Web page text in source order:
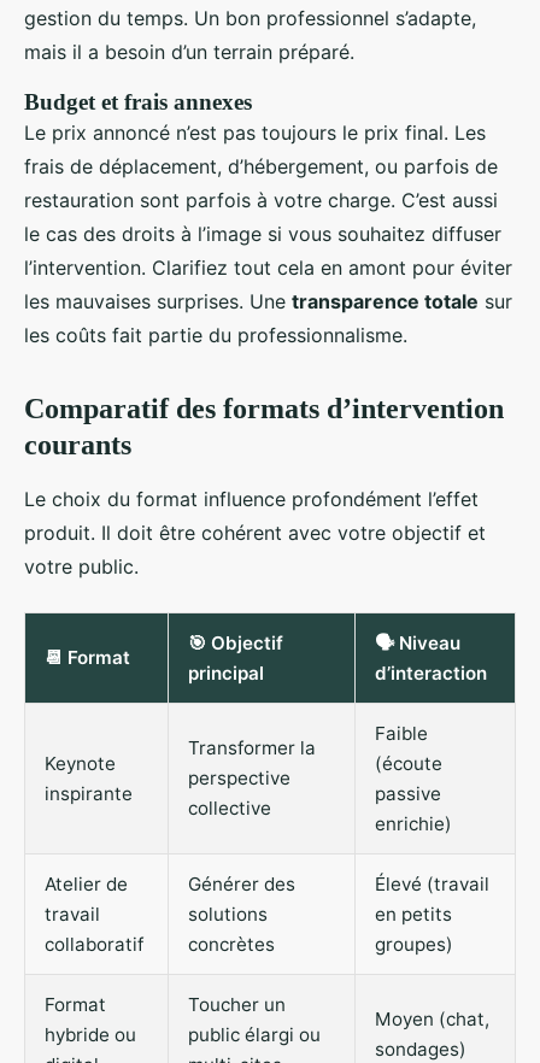
gestion du temps. Un bon professionnel s’adapte,
mais il a besoin d’un terrain préparé.
Budget et frais annexes
Le prix annoncé n’est pas toujours le prix final. Les
frais de déplacement, d’hébergement, ou parfois de
restauration sont parfois à votre charge. C’est aussi
le cas des droits à l’image si vous souhaitez diffuser
l’intervention. Clarifiez tout cela en amont pour éviter
les mauvaises surprises. Une transparence totale sur
les coûts fait partie du professionnalisme.
Comparatif des formats d’intervention
courants
Le choix du format influence profondément l’effet
produit. Il doit être cohérent avec votre objectif et
votre public.
📆 Format
🎯 Objectif
principal
🗣️ Niveau
d’interaction
Keynote
inspirante
Transformer la
perspective
collective
Faible
(écoute
passive
enrichie)
Atelier de
travail
collaboratif
Générer des
solutions
concrètes
Élevé (travail
en petits
groupes)
Format
hybride ou
Toucher un
public élargi ou
Moyen (chat,
sondages)